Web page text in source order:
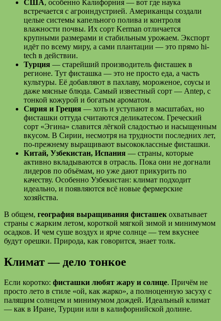
США, особенно Калифорния — вот где наука
встречается с агроиндустрией. Американцы создали
целые системы капельного полива и контроля
влажности почвы. Их сорт Kerman отличается
крупными размерами и стабильным урожаем. Экспорт
идёт по всему миру, а сами плантации — это прямо hi-
tech в действии.
Турция — старейший производитель фисташек в
регионе. Тут фисташка — это не просто еда, а часть
культуры. Её добавляют в пахлаву, мороженое, соусы и
даже мясные блюда. Самый известный сорт — Antep, с
тонкой кожурой и богатым ароматом.
Сирия и Греция — хоть и уступают в масштабах, но
фисташки оттуда считаются деликатесом. Греческий
сорт «Эгина» славится лёгкой сладостью и насыщенным
вкусом. В Сирии, несмотря на трудности последних лет,
по-прежнему выращивают высококлассные фисташки.
Китай, Узбекистан, Испания — страны, которые
активно вкладываются в отрасль. Пока они не догнали
лидеров по объёмам, но уже дают прикурить по
качеству. Особенно Узбекистан: климат подходит
идеально, и появляются всё новые фермерские
хозяйства.
В общем, география выращивания фисташек охватывает
страны с жарким летом, короткой мягкой зимой и минимумом
осадков. И чем суше воздух и ярче солнце — тем вкуснее
будут орешки. Природа, как говорится, знает толк.
Климат — дело тонкое
Если коротко: фисташки любят жару и солнце. Причём не
просто лето в стиле «ой, как жарко», а полноценную засуху с
палящим солнцем и минимумом дождей. Идеальный климат
— как в Иране, Турции или в калифорнийской долине.